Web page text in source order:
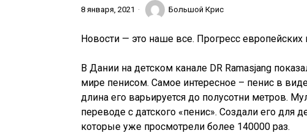
8 января, 2021 Большой Крис
Новости — это наше все. Прогресс европейских
В Дании на детском канале DR Ramasjang
мире пенисом. Самое интересное – пенис в
длина его варьируется до полусотни метров.
переводе с датского «пенис». Создали его для
которые уже просмотрели более 140000 раз.